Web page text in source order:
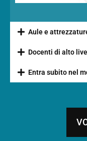
Aule e
Docenti di alto
Entra subito nel